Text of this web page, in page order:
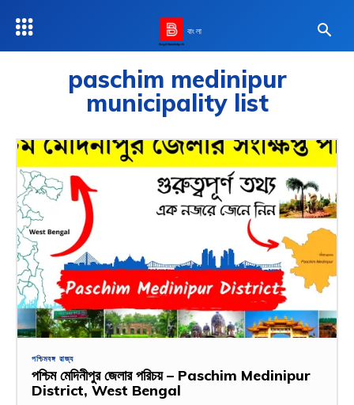
বাংলা
paschim medinipur
municipality list
পশ্চিমবঙ্গ রাজ্য
পশ্চিম মেদিনীপুর জেলার পরিচয় – Paschim Medinipur
District, West Bengal